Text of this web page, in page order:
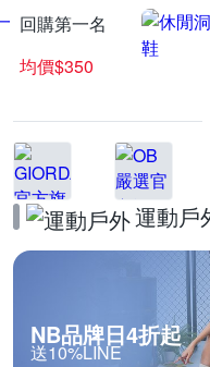
回購第一名
均價$350
運動戶
NB品牌日4折起
送10%LINE